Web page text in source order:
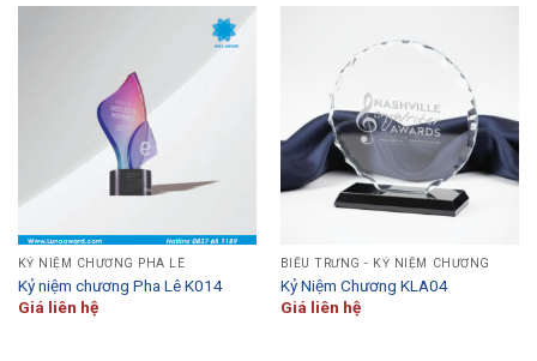
KỶ NIỆM CHƯƠNG PHA LÊ
Kỷ niệm chương Pha Lê K014
Giá liên hệ
BIỂU TRƯNG - KỶ NIỆM CHƯƠNG
Kỷ Niệm Chương KLA04
Giá liên hệ